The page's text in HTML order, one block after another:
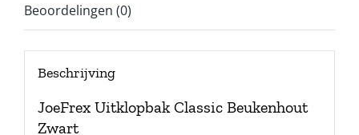
Beoordelingen (0)
Beschrijving
JoeFrex Uitklopbak Classic Beukenhout
Zwart